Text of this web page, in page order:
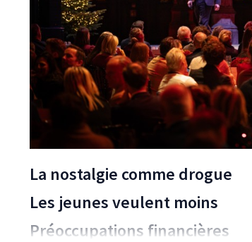
La nostalgie comme drogue
Les jeunes veulent moins
Préoccupations financières